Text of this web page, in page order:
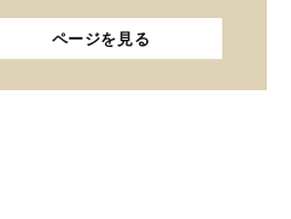
ページを見る